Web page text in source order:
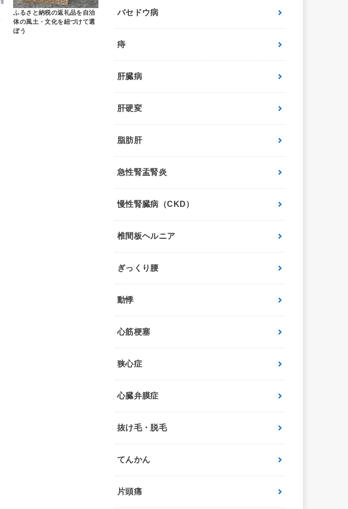
ふるさと納税の返礼品を自治
体の風土・文化を紐づけて選
ぼう
バセドウ病
痔
肝臓病
肝硬変
脂肪肝
急性腎盂腎炎
慢性腎臓病（CKD）
椎間板ヘルニア
ぎっくり腰
動悸
心筋梗塞
狭心症
心臓弁膜症
抜け毛・脱毛
てんかん
片頭痛